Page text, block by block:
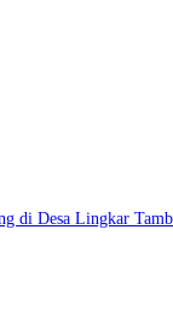
di Desa Lingkar